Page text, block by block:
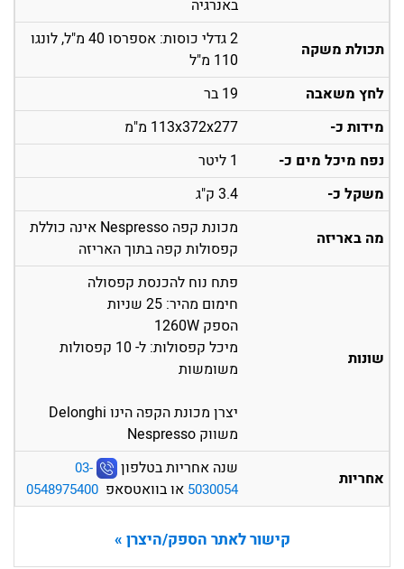
באנרגיה
תכולת משקה
2 גדלי כוסות: אספרסו 40 מ"ל, לונגו
110 מ"ל
לחץ משאבה
19 בר
מידות כ-
113x372x277 מ"מ
נפח מיכל מים כ-
1 ליטר
משקל כ-
3.4 ק"ג
מה באריזה
מכונת קפה Nespresso אינה כוללת
קפסולות קפה בתוך האריזה
שונות
פתח נוח להכנסת קפסולה
חימום מהיר: 25 שניות
הספק 1260W
מיכל קפסולות: ל- 10 קפסולות
משומשות
יצרן מכונת הקפה הינו Delonghi
משווק Nespresso
אחריות
שנה אחריות בטלפון
03-
5030054 או בוואטסאפ 0548975400
קישור לאתר הספק/היצרן »